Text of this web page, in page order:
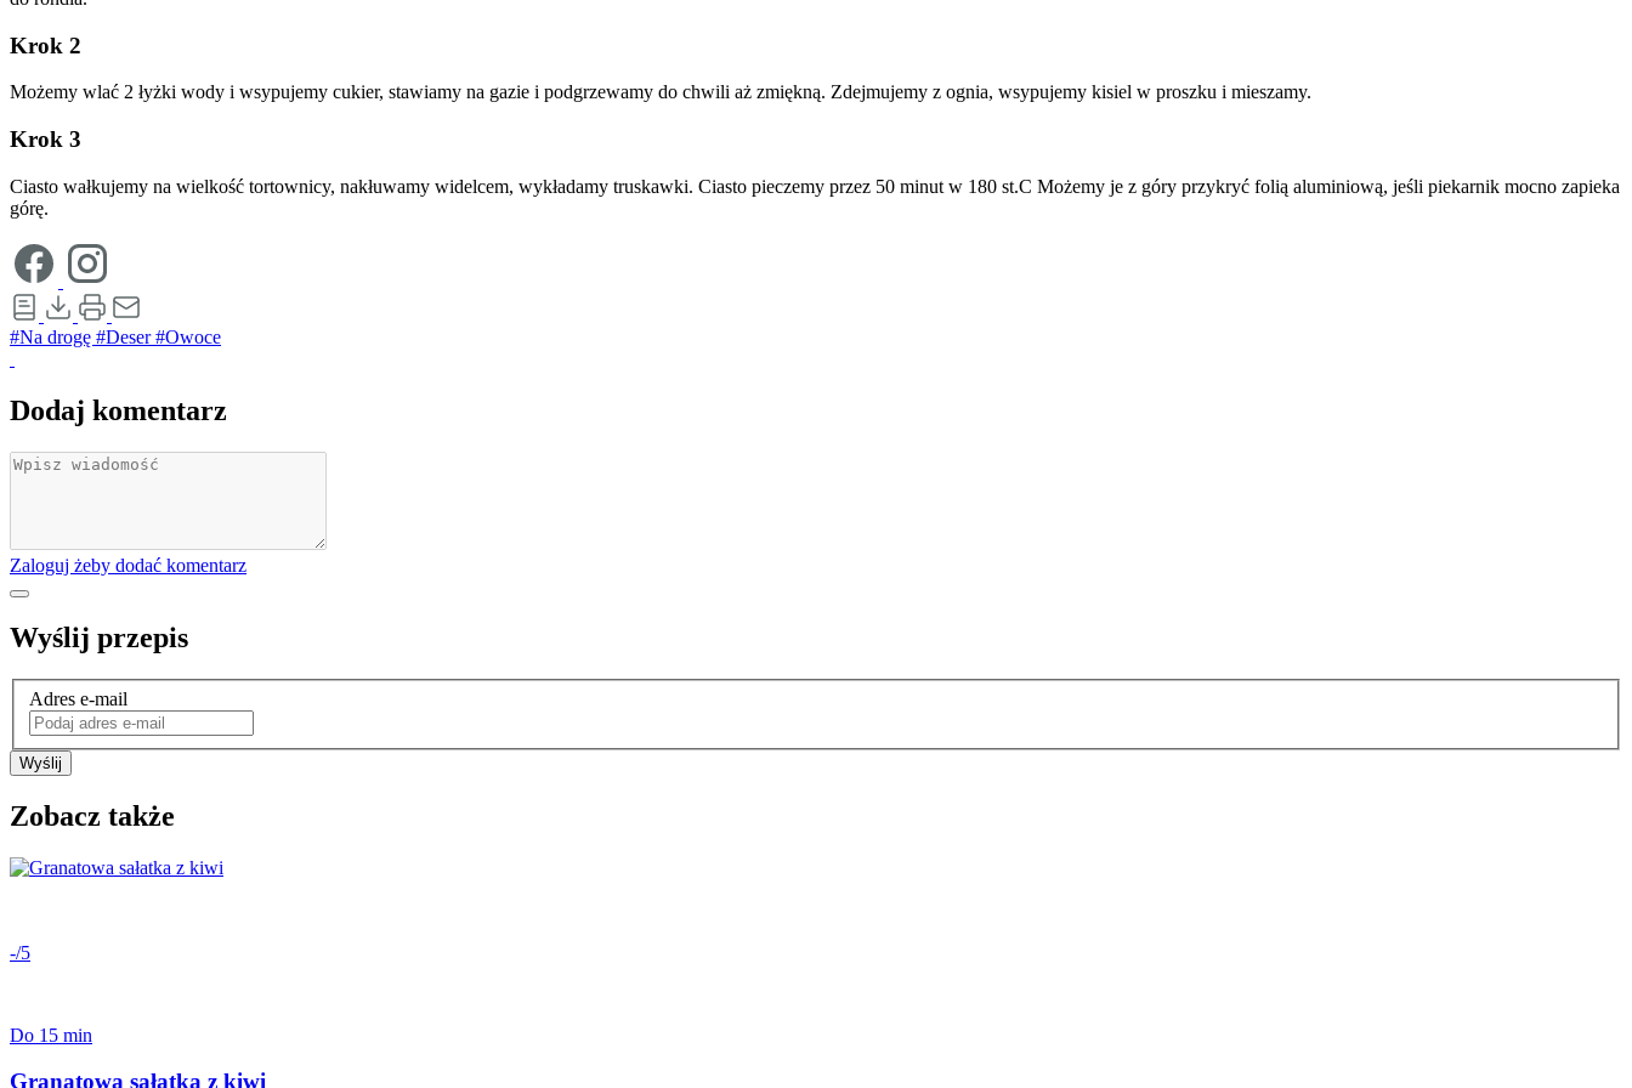
Krok 2
Możemy wlać 2 łyżki wody i wsypujemy cukier, stawiamy na gazie i podgrzewamy do chwili aż zmiękną. Zdejmujemy z ognia, wsypujemy kisiel w proszku i mieszamy.
Krok 3
Ciasto wałkujemy na wielkość tortownicy, nakłuwamy widelcem, wykładamy truskawki. Ciasto pieczemy przez 50 minut w 180 st.C Możemy je z góry przykryć folią aluminiową, jeśli piekarnik mocno zapieka
górę.
#Na drogę #Deser#Owoce
Dodaj komentarz
Zaloguj żeby dodać komentarz
Wyślij przepis
Adres e-mail
Wyślij
Zobacz także
-/5
Do 15 min
Granatowa sałatka z kiwi